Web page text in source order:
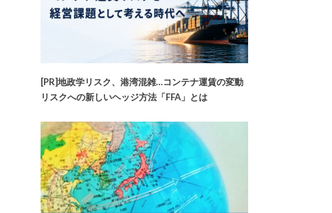
[PR]地政学リスク、港湾混雑…コンテナ運賃の変動
リスクへの新しいヘッジ方法「FFA」とは